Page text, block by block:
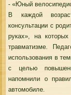
- «Юный
В каждой
консультации с
руках», на
травматизме.
использования в
с целью
напомнили о
автомобиле.